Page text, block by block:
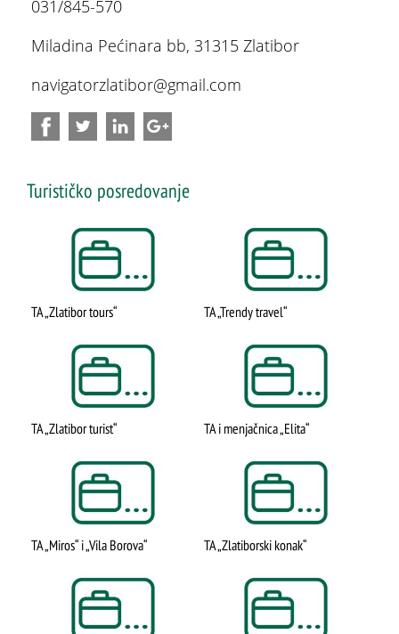
Korisni linkovi
Aplikacije
031/845-570
Miladina Pećinara bb, 31315 Zlatibor
navigatorzlatibor@gmail.com
Turističko posredovanje
TA „Zlatibor tours“ TA „Trendy travel“
TA „Zlatibor turist“ TA i menjačnica „Elita“
TA „Miros“ i „Vila Borova“ TA „Zlatiborski konak“
VIDETI
Stopića pećina